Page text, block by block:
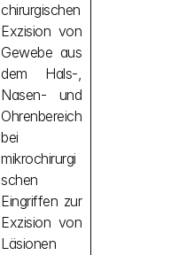
chirurgischen
Exzision von
Gewebe aus
dem Hals-,
Nasen- und
Ohrenbereich
bei
mikrochirurgi
schen
Eingriffen zur
Exzision von
Läsionen